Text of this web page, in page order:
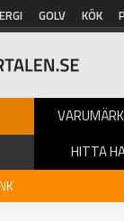
GOLV KÖK
HITTA
Varumärke